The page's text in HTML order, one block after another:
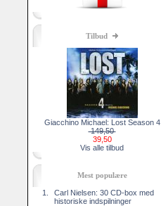
Tilbud
Giacchino Michael: Lost Season 4
149,50
39,50
Vis alle tilbud
Mest populære
1.
Carl Nielsen: 30 CD-box med
historiske indspilninger